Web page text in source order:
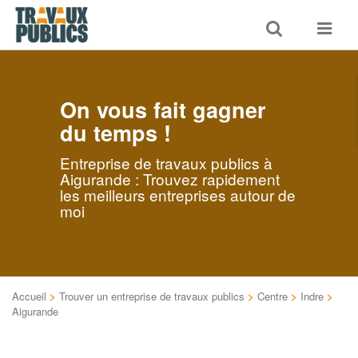
Toggle
search
Toggle
On vous fait gagner
du temps !
Entreprise de travaux publics à
Aigurande : Trouvez rapidement
les meilleurs entreprises autour de
moi
Accueil > Trouver un entreprise de travaux publics > Centre > Indre >
Aigurande